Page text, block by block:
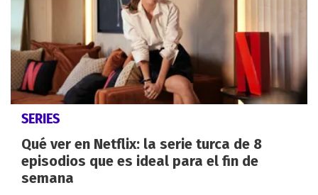
SERIES
Qué ver en Netflix: la serie turca de 8
episodios que es ideal para el fin de
semana